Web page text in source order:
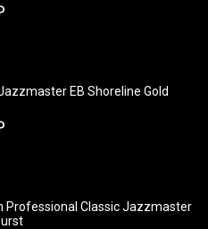
EB Shoreline Gold
Professional Classic Jazzmaster